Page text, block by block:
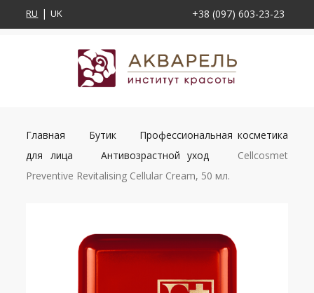
RU UK +38 (097) 603-23-23
Главная Бутик
Профессиональная косметика
для лица
Антивозрастной уход
Cellcosmet
Preventive Revitalising Cellular Cream, 50 мл.